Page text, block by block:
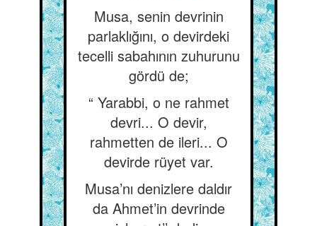
Musa, senin devrinin
parlaklığını, o devirdeki
tecelli sabahının zuhurunu
gördü de;
“ Yarabbi, o ne rahmet
devri... O devir,
rahmetten de ileri... O
devirde rüyet var.
Musa’nı denizlere daldır
da Ahmet’in devrinde